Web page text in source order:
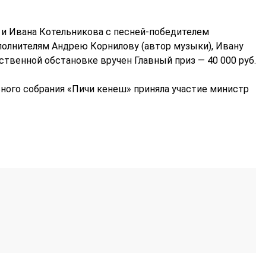
Ивана Котельникова с песней-победителем
Андрею Корнилову (автор музыки), Ивану
обстановке вручен Главный приз — 40 000 руб.
собрания «Пичи кенеш» приняла участие министр